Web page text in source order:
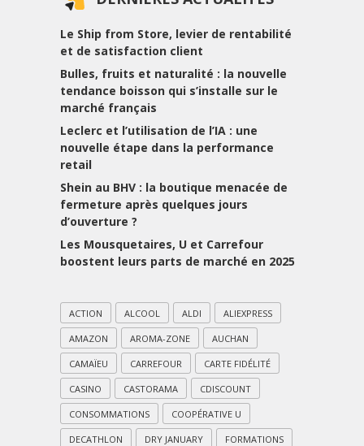
Le Ship from Store, levier de rentabilité
et de satisfaction client
Bulles, fruits et naturalité : la nouvelle
tendance boisson qui s’installe sur le
marché français
Leclerc et l’utilisation de l’IA : une
nouvelle étape dans la performance
retail
Shein au BHV : la boutique menacée de
fermeture après quelques jours
d’ouverture ?
Les Mousquetaires, U et Carrefour
boostent leurs parts de marché en 2025
ACTION ALCOOL ALDI ALIEXPRESS
AMAZON AROMA-ZONE AUCHAN
CAMAÏEU CARREFOUR CARTE FIDÉLITÉ
CASINO CASTORAMA CDISCOUNT
CONSOMMATIONS COOPÉRATIVE U
DECATHLON DRY JANUARY FORMATIONS